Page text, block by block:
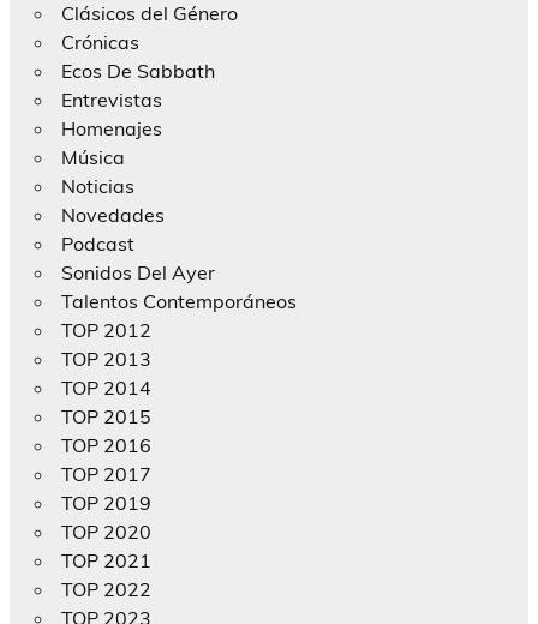
Clásicos del Género
Crónicas
Ecos De Sabbath
Entrevistas
Homenajes
Música
Noticias
Novedades
Podcast
Sonidos Del Ayer
Talentos Contemporáneos
TOP 2012
TOP 2013
TOP 2014
TOP 2015
TOP 2016
TOP 2017
TOP 2019
TOP 2020
TOP 2021
TOP 2022
TOP 2023